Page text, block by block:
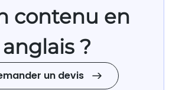
contenu en
anglais ?
un devis